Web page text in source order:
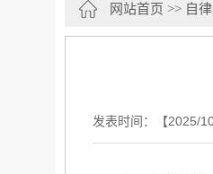
网站首页 >> 自
发表时间：【2025/